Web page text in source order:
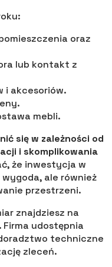
oraz
lub kontakt z
i akcesoriów.
mebli.
się w zależności od
i skomplikowania
że inwestycja w
ale również
przestrzeni.
znajdziesz na
udostępnia
techniczne
zleceń.